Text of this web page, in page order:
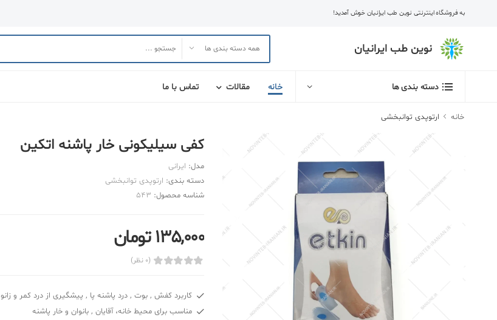
به فروشگاه اینترنتی نوین طب ایرانیان خوش آمدید!
نوین طب ایرانیان
دسته بندی ها خانه مقالات تماس با ما
خانه ارتوپدی توانبخشی
کفی سیلیکونی خار پاشنه اتکین
مدل: ایرانی
دسته بندی: ارتوپدی توانبخشی
شناسه محصول: 543
135,000 تومان
(0 نظر)
کاربرد کفش , بوت , درد پاشنه پا , پیشگیری از درد کمر و زانو
مناسب برای محیط خانه، آقایان , بانوان و خار پاشنه